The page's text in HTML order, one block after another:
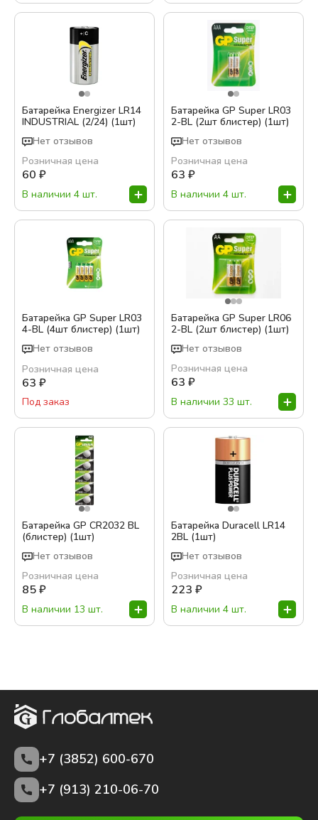
Батарейка Energizer LR14
INDUSTRIAL (2/24) (1шт)
Нет отзывов
Розничная цена
60 ₽
В наличии 4 шт.
Батарейка GP Super LR03
2-BL (2шт блистер) (1шт)
Нет отзывов
Розничная цена
63 ₽
В наличии 4 шт.
Батарейка GP Super LR03
4-BL (4шт блистер) (1шт)
Нет отзывов
Розничная цена
63 ₽
Под заказ
Батарейка GP Super LR06
2-BL (2шт блистер) (1шт)
Нет отзывов
Розничная цена
63 ₽
В наличии 33 шт.
Батарейка GP CR2032 BL
(блистер) (1шт)
Нет отзывов
Розничная цена
85₽
В наличии 13 шт.
Батарейка Duracell LR14
2BL (1шт)
Нет отзывов
Розничная цена
223 ₽
В наличии 4 шт.
+7 (3852) 600-670
+7 (913) 210-06-70